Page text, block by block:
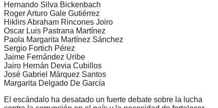
Hernando Silva Bickenbach
Roger Arturo Gale Gutiérrez
Hiklirs Abraham Rincones Joiro
Oscar Luis Pastrana Martínez
Paola Margarita Martínez Sánchez
Sergio Fortich Pérez
Jaime Fernández Uribe
Jairo Hernán Devia Cubillos
José Gabriel Márquez Santos
Margarita Delgado De García
El escándalo ha desatado un fuerte debate sobre la lucha